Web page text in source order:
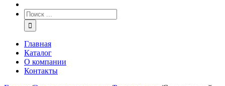
Главная
Каталог
О компании
Контакты